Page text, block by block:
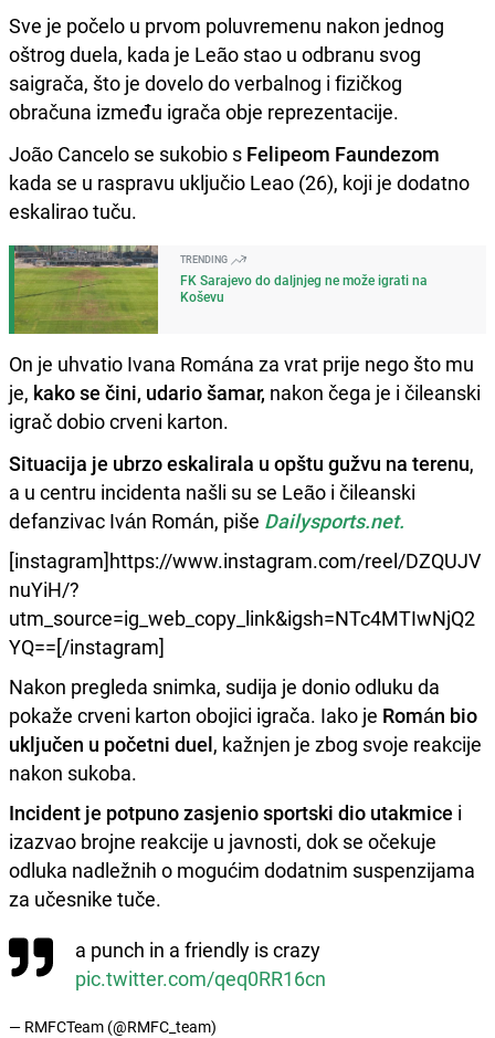
Sve je počelo u prvom poluvremenu nakon jednog
oštrog duela, kada je Leão stao u odbranu svog
saigrača, što je dovelo do verbalnog i fizičkog
obračuna između igrača obje reprezentacije.
João Cancelo se sukobio s Felipeom Faundezom
kada se u raspravu uključio Leao (26), koji je dodatno
eskalirao tuču.
TRENDING
FK Sarajevo do daljnjeg ne može igrati na
Koševu
On je uhvatio Ivana Romána za vrat prije nego što mu
je, kako se čini, udario šamar, nakon čega je i čileanski
igrač dobio crveni karton.
Situacija je ubrzo eskalirala u opštu gužvu na terenu,
a u centru incidenta našli su se Leão i čileanski
defanzivac Iván Román, piše Dailysports.net.
[instagram]https://www.instagram.com/reel/DZQUJV
nuYiH/?
utm_source=ig_web_copy_link&igsh=NTc4MTIwNjQ2
YQ==[/instagram]
Nakon pregleda snimka, sudija je donio odluku da
pokaže crveni karton obojici igrača. Iako je Román bio
uključen u početni duel, kažnjen je zbog svoje reakcije
nakon sukoba.
Incident je potpuno zasjenio sportski dio utakmice i
izazvao brojne reakcije u javnosti, dok se očekuje
odluka nadležnih o mogućim dodatnim suspenzijama
za učesnike tuče.
a punch in a friendly is crazy
pic.twitter.com/qeq0RR16cn
— RMFCTeam (@RMFC_team)